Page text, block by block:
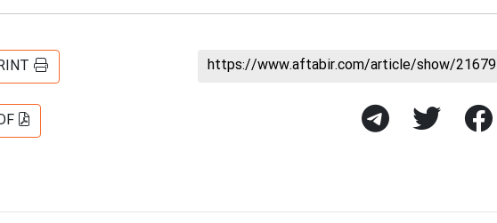
https://www.aftabir.com/article/show/21679